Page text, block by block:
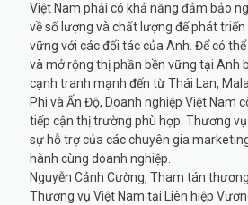
Việt Nam phải có khả năng đảm bảo
về số lượng và chất lượng để phát
vững với các đối tác của Anh. Để có
và mở rộng thị phần bền vững tại Anh
cạnh tranh mạnh đến từ Thái Lan,
Phi và Ấn Độ, Doanh nghiệp Việt Nam
tiếp cận thị trường phù hợp. Thương
sự hỗ trợ của các chuyên gia
hành cùng doanh nghiệp.
Nguyễn Cảnh Cường, Tham tán
Thương vụ Việt Nam tại Liên hiệp